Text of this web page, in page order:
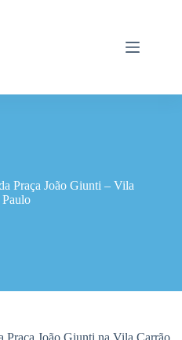
Praça João Giunti – Vila
Praça João Giunti na Vila Carrão